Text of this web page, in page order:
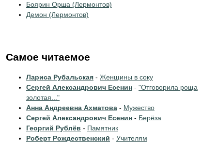
Боярин Орша (Лермонтов)
Демон (Лермонтов)
Самое читаемое
Лариса Рубальская - Женщины в соку
Сергей Александрович Есенин - "Отговорила роща
золотая..."
Анна Андреевна Ахматова - Мужество
Сергей Александрович Есенин - Берёза
Георгий Рублёв - Памятник
Роберт Рождественский - Учителям